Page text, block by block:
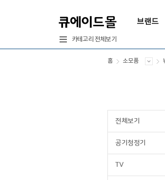
브랜드
카테고리 전체보기
홈 소모품
전체보기
공기청정기
TV